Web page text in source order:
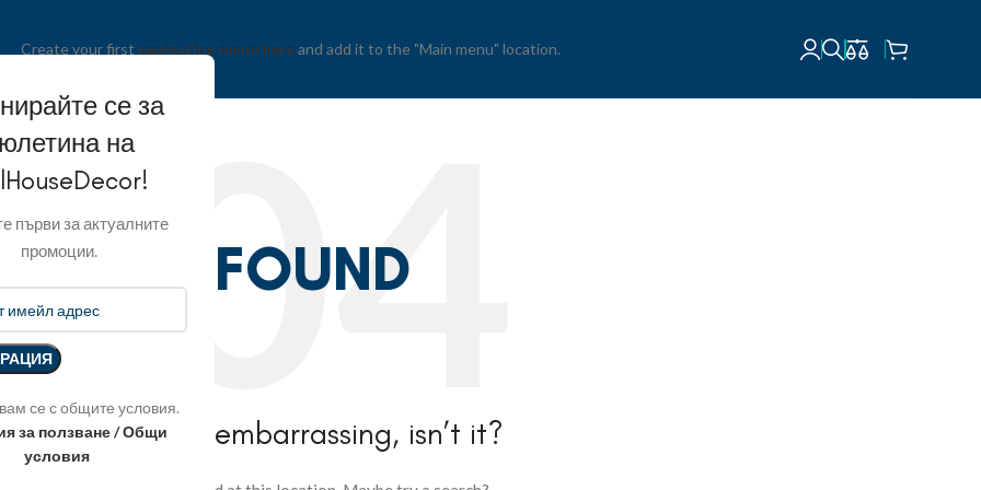
се за
на
първи за актуалните
промоции.
се с общите условия.
за ползване / Общи
условия
Create your first navigation menu hereand add it to the "Main menu" location.
NOT FOUND
is somewhat embarrassing, isn’t it?